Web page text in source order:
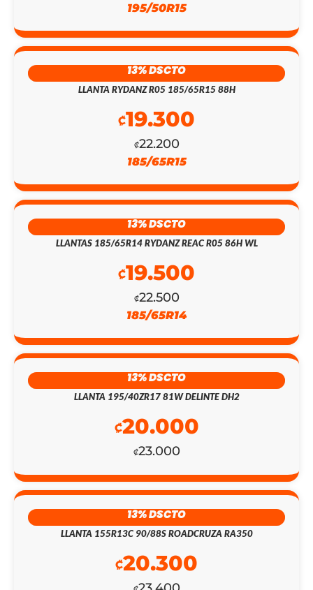
195/50R15
13% DSCTO
LLANTA RYDANZ R05 185/65R15 88H
₡22.200
₡19.300
185/65R15
13% DSCTO
LLANTAS 185/65R14 RYDANZ REAC R05 86H WL
₡22.500
₡19.500
185/65R14
13% DSCTO
LLANTA 195/40ZR17 81W DELINTE DH2
₡23.000
₡20.000
13% DSCTO
LLANTA 155R13C 90/88S ROADCRUZA RA350
₡20.300
EL
PRECIO
EL
PRECIO
EL
PRECIO
ORIGINAL
EL
PRECIO
ACTUAL